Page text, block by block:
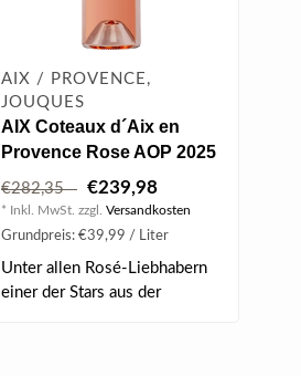
AIX / PROVENCE,
JOUQUES
AIX Coteaux d´Aix en
Provence Rose AOP 2025
6 l (Methusalem)
€282,35 €239,98
* Inkl. MwSt. zzgl. Versandkosten
Grundpreis: €39,99 / Liter
Unter allen Rosé-Liebhabern
einer der Stars aus der